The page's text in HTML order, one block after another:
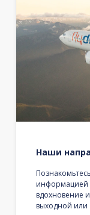
Наши
информацией
вдохновение
выходной или